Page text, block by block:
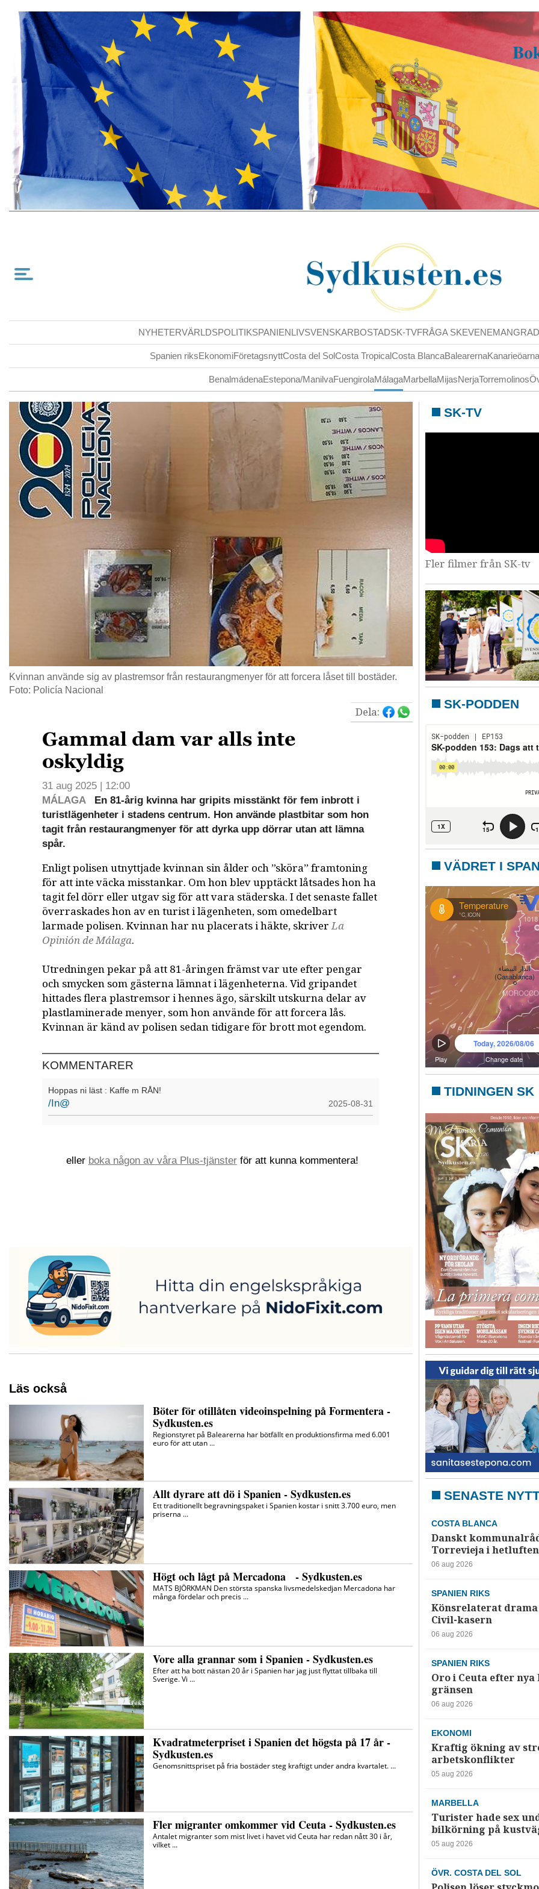
NYHETERVÄRLDSPOLITIKSPANIENLIVSVENSKARBOSTADSK-TVFRÅGA SKEVENEMANG
Spanien riksEkonomiFöretagsnyttCosta del SolCosta TropicalCosta BlancaBalearerna
BenalmádenaEstepona/ManilvaFuengirolaMálagaMarbellaMijasNerjaTorremolinos
Kvinnan använde sig av plastremsor från restaurangmenyer för att forcera låset till bostäder.
Foto: Policía Nacional
Dela:
Gammal dam var alls inte
oskyldig
31 aug 2025 | 12:00
MÁLAGAEn 81-årig kvinna har gripits misstänkt för fem inbrott i
turistlägenheter i stadens centrum. Hon använde plastbitar som hon
tagit från restaurangmenyer för att dyrka upp dörrar utan att lämna
spår.
Enligt polisen utnyttjade kvinnan sin ålder och ”sköra” framtoning
för att inte väcka misstankar. Om hon blev upptäckt låtsades hon ha
tagit fel dörr eller utgav sig för att vara städerska. I det senaste fallet
överraskades hon av en turist i lägenheten, som omedelbart
larmade polisen. Kvinnan har nu placerats i häkte, skriverLa
Opinión de Málaga.
Utredningen pekar på att 81-åringen främst var ute efter pengar
och smycken som gästerna lämnat i lägenheterna. Vid gripandet
hittades flera plastremsor i hennes ägo, särskilt utskurna delar av
plastlaminerade menyer, som hon använde för att forcera lås.
Kvinnan är känd av polisen sedan tidigare för brott mot egendom.
KOMMENTARER
Hoppas ni läst : Kaffe m RÅN!
/In@ 2025-08-31
eller boka någon av våra Plus-tjänsterför att kunna kommentera!
SK-TV
Fler filmer från SK-tv
SK-PODDEN
VÄDRET I
TIDNINGEN SK
SENASTE
COSTA BLANCA
Danskt
Torrevieja i hetluften
06 aug 2026
SPANIEN RIKS
Könsrelaterat
Civil-kasern
06 aug 2026
SPANIEN RIKS
Oro i Ceuta efter
gränsen
06 aug 2026
EKONOMI
Kraftig ökning av
arbetskonflikter
05 aug 2026
MARBELLA
Turister hade sex
bilkörning på
05 aug 2026
ÖVR. COSTA DEL SOL